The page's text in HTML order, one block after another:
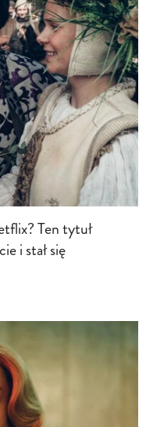
Ten tytuł
i stał się